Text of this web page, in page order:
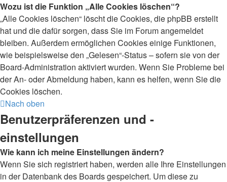
Wozu ist die Funktion „Alle Cookies löschen“?
„Alle Cookies löschen“ löscht die Cookies, die phpBB erstellt
hat und die dafür sorgen, dass Sie im Forum angemeldet
bleiben. Außerdem ermöglichen Cookies einige Funktionen,
wie beispielsweise den „Gelesen“-Status – sofern sie von der
Board-Administration aktiviert wurden. Wenn Sie Probleme bei
der An- oder Abmeldung haben, kann es helfen, wenn Sie die
Cookies löschen.
Nach oben
Benutzerpräferenzen und -
einstellungen
Wie kann ich meine Einstellungen ändern?
Wenn Sie sich registriert haben, werden alle Ihre Einstellungen
in der Datenbank des Boards gespeichert. Um diese zu